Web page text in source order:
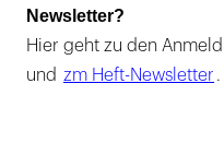
Newsletter?
Hier geht zu den
und zm Heft-Newsletter .